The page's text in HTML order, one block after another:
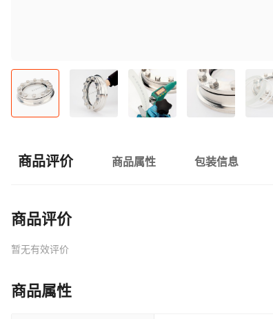
商品评价 商品属性 包装信息
商品评价
暂无有效评价
商品属性